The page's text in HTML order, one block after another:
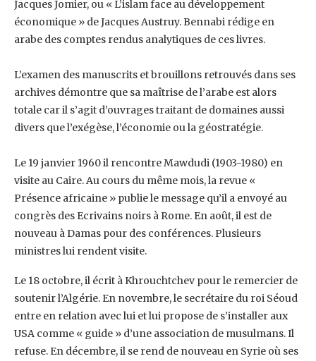
Jacques Jomier, ‎ou « L’islam face au développement
économique » de Jacques Austruy. Bennabi rédige en
arabe ‎des comptes rendus analytiques de ces livres.
L’examen des manuscrits et brouillons retrouvés dans ses
archives démontre que sa maîtrise de ‎l’arabe est alors
totale car il s’agit d’ouvrages traitant de domaines aussi
divers que l’exégèse, ‎l’économie ou la géostratégie.
Le 19 janvier 1960 il rencontre Mawdudi (1903-1980) en
visite au Caire. Au cours du même ‎mois, la revue «
Présence africaine » publie le message qu’il a envoyé au
congrès des Ecrivains ‎noirs à Rome. En août, il est de
nouveau à Damas pour des conférences. Plusieurs
ministres lui ‎rendent visite.
Le 18 octobre, il écrit à Khrouchtchev pour le remercier de
soutenir l’Algérie. En ‎novembre, le secrétaire du roi Séoud
entre en relation avec lui et lui propose de s’installer aux
‎USA comme « guide » d’une association de musulmans. Il
refuse. En décembre, il se rend de ‎nouveau en Syrie où ses